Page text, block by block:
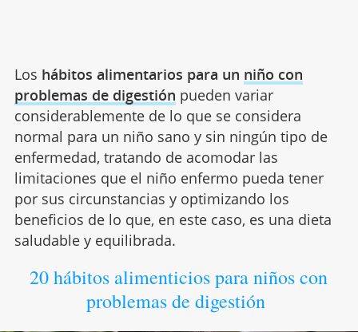
Los hábitos alimentarios para un niño con
problemas de digestión pueden variar
considerablemente de lo que se considera
normal para un niño sano y sin ningún tipo de
enfermedad, tratando de acomodar las
limitaciones que el niño enfermo pueda tener
por sus circunstancias y optimizando los
beneficios de lo que, en este caso, es una dieta
saludable y equilibrada.
20 hábitos alimenticios para niños con
problemas de digestión